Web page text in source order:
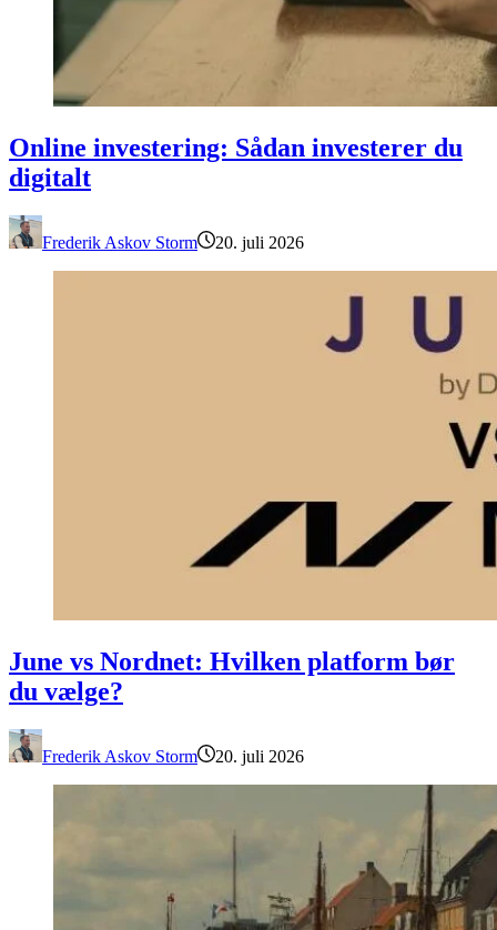
Online investering: Sådan investerer du
digitalt
Frederik Askov Storm 20. juli 2026
June vs Nordnet: Hvilken platform bør
du vælge?
Frederik Askov Storm 20. juli 2026